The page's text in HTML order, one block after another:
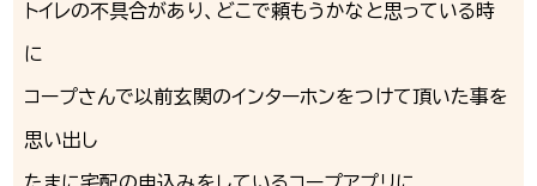
トイレの不具合があり、どこで頼もうかなと思っている時
に
コープさんで以前玄関のインターホンをつけて頂いた事を
思い出し